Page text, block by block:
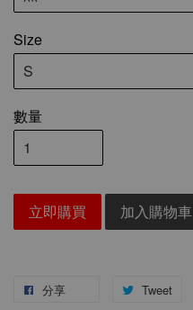
Size
數量
立即購買 加入購物車
分享 Tweet